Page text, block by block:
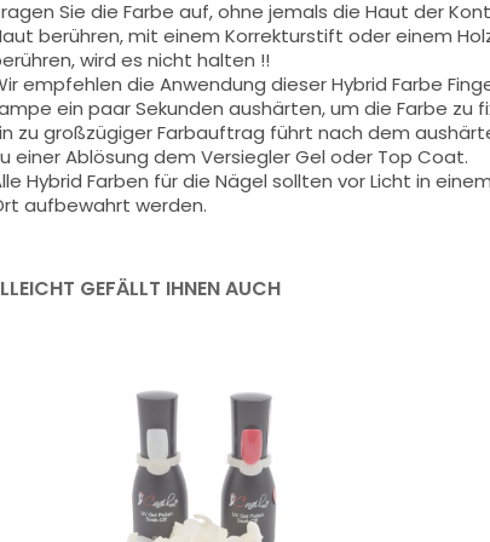
Sie die Farbe auf, ohne jemals die Haut der
berühren, mit einem Korrekturstift oder einem
wird es nicht halten !!
empfehlen die Anwendung dieser Hybrid Farbe
ein paar Sekunden aushärten, um die Farbe zu
zu großzügiger Farbauftrag führt nach dem
einer Ablösung dem Versiegler Gel oder Top Coat.
Hybrid Farben für die Nägel sollten vor Licht in
aufbewahrt werden.
GEFÄLLT IHNEN AUCH